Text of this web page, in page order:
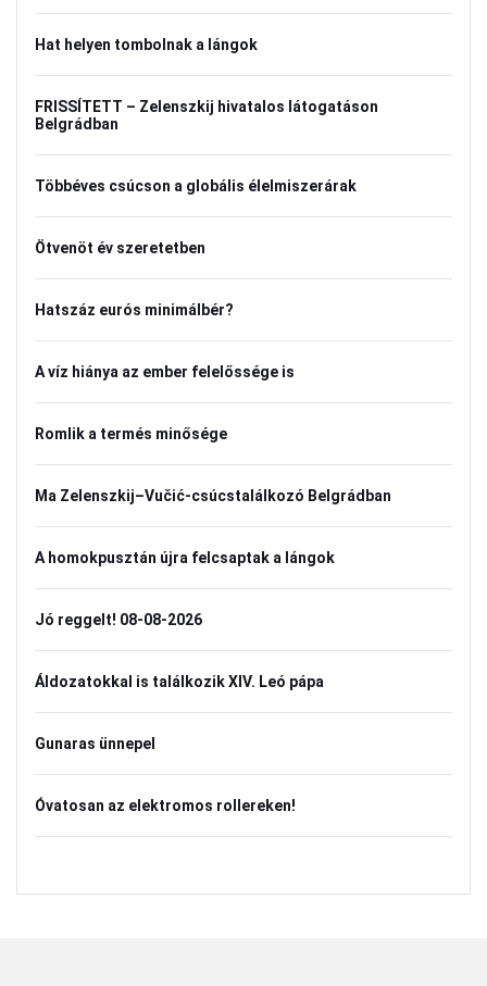
Hat helyen tombolnak a lángok
FRISSÍTETT – Zelenszkij hivatalos látogatáson
Belgrádban
Többéves csúcson a globális élelmiszerárak
Ötvenöt év szeretetben
Hatszáz eurós minimálbér?
A víz hiánya az ember felelőssége is
Romlik a termés minősége
Ma Zelenszkij–Vučić-csúcstalálkozó Belgrádban
A homokpusztán újra felcsaptak a lángok
Jó reggelt! 08-08-2026
Áldozatokkal is találkozik XIV. Leó pápa
Gunaras ünnepel
Óvatosan az elektromos rollereken!